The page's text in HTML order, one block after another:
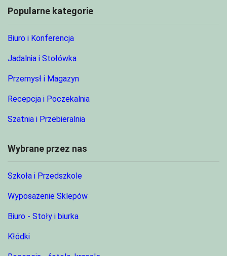
Popularne kategorie
Biuro i Konferencja
Jadalnia i Stołówka
Przemysł i Magazyn
Recepcja i Poczekalnia
Szatnia i Przebieralnia
Wybrane przez nas
Szkoła i Przedszkole
Wyposażenie Sklepów
Biuro - Stoły i biurka
Kłódki